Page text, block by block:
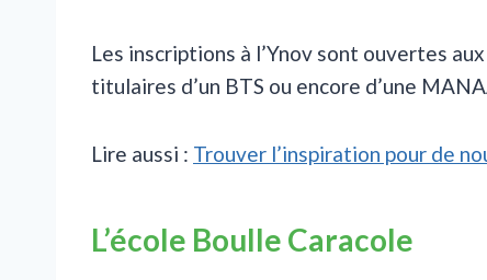
Les inscriptions à l’Ynov sont ouvertes
titulaires d’un BTS ou encore d’une
Lire aussi : Trouver l’inspiration pour de
L’école Boulle Caracole